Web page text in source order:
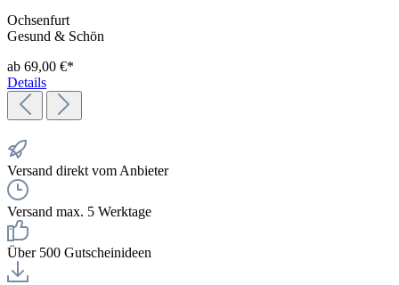
Ochsenfurt
Gesund & Schön
ab 69,00 €*
Details
Versand direkt vom Anbieter
Versand max. 5 Werktage
Über 500 Gutscheinideen